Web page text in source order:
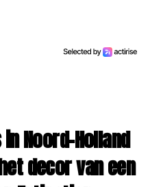
Noord-Holland
decor van een